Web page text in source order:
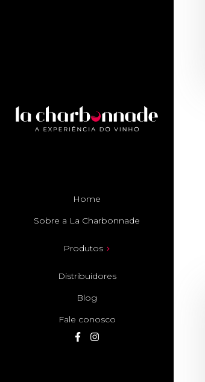
Home
Sobre a La Charbonnade
Produtos
Distribuidores
Blog
Fale conosco